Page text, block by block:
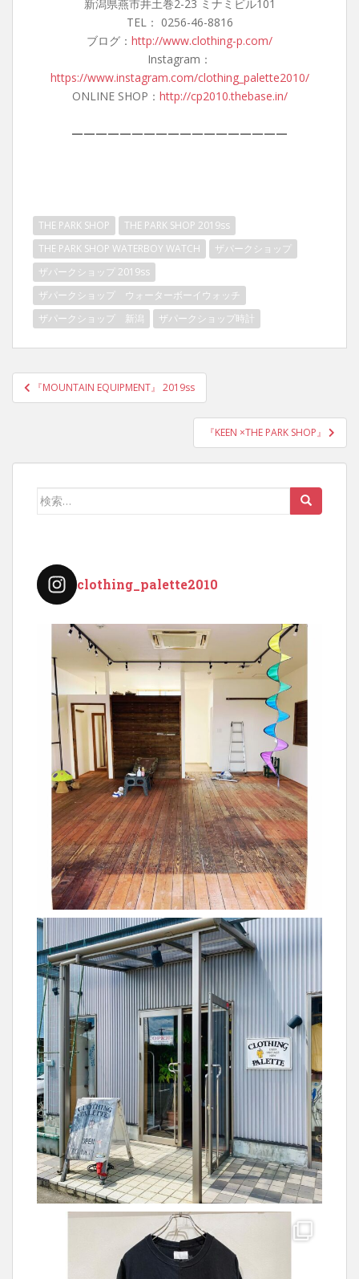
新潟県燕市井土巻2-23 ミナミビル101
TEL： 0256-46-8816
ブログ： http://www.clothing-p.com/
Instagram：
https://www.instagram.com/clothing_palette2010/
ONLINE SHOP： http://cp2010.thebase.in/
——————————————————
THE PARK SHOP
THE PARK SHOP 2019ss
THE PARK SHOP WATERBOY WATCH
ザパークショップ
ザパークショップ 2019ss
ザパークショップ ウォーターボーイウォッチ
ザパークショップ 新潟
ザパークショップ時計
投
稿
ゲ
『MOUNTAIN EQUIPMENT』 2019ss
『KEEN ×THE PARK SHOP』
検
clothing_palette2010